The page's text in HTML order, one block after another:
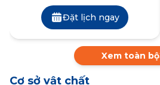
Đặt lịch ngay
Xem toàn bộ
Cơ sở vật chất